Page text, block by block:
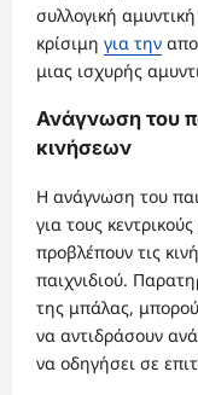
συλλογική
κρίσιμη για την
μιας ισχυρής
Ανάγνωση του
κινήσεων
Η ανάγνωση του
για τους
προβλέπουν τις
παιχνιδιού.
της μπάλας,
να αντιδράσουν
να οδηγήσει σε